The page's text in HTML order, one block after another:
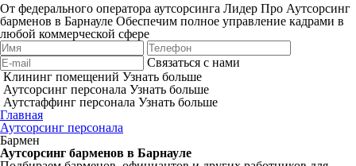
От федерального оператора аутсорсинга Лидер Про Аутсорсинг
барменов в Барнауле Обеспечим полное управление кадрами в
любой коммерческой сфере
Связаться с нами
Клининг помещений Узнать больше
Аутсорсинг персонала Узнать больше
Аутстаффинг персонала Узнать больше
Главная
Аутсорсинг персонала
Бармен
Аутсорсинг барменов в Барнауле